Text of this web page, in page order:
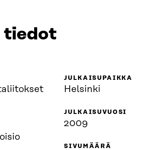
tiedot
JULKAISUPAIKKA
Helsinki
JULKAISUVUOSI
2009
SIVUMÄÄRÄ